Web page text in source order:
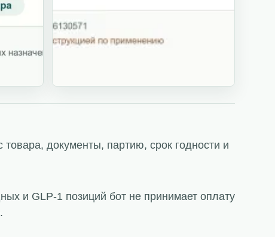
документы, партию, срок годности и
и GLP-1 позиций бот не принимает оплату